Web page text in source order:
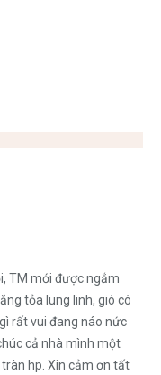
TM mới được ngắm
tỏa lung linh, gió có
rất vui đang náo nức
cả nhà mình một
hp. Xin cảm ơn tất